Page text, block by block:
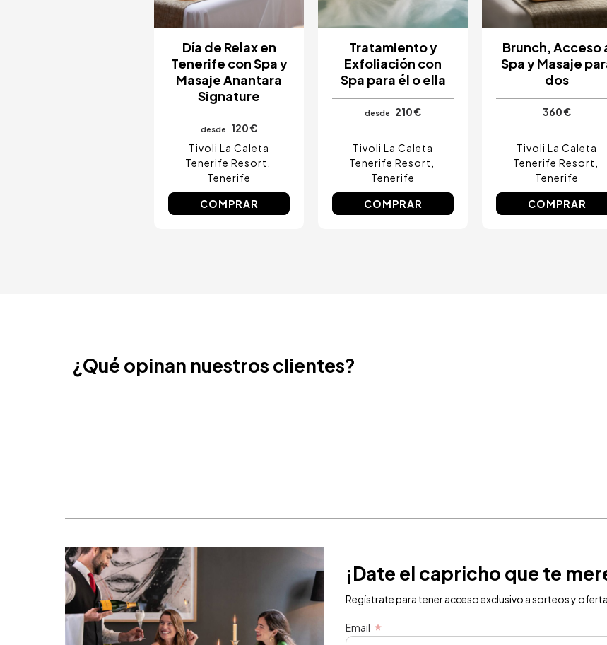
Día de Relax en
Tenerife con Spa y
Masaje Anantara
Signature
desde
120 €
Tivoli La Caleta
Tenerife Resort
Tenerife
COMPRAR
Tratamiento y
Exfoliación con
Spa para él o ella
desde 210 €
Tivoli La Caleta
Tenerife Resort
Tenerife
COMPRAR
Brunch, Acceso
Spa y Masaje
dos
360 €
Tivoli La Caleta
Tenerife Resort
Tenerife
COMPRAR
¿Qué opinan nuestros clientes?
¡Date el capricho que te
Regístrate para tener acceso exclusivo a sorteos y
Email